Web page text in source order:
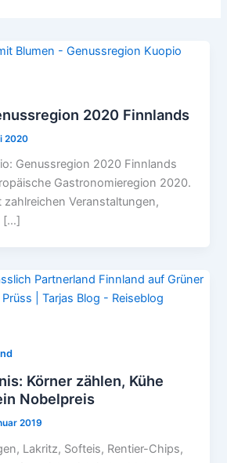
2020 Finnlands
2020
Genussregion 2020 Finnlands
Gastronomieregion 2020.
Veranstaltungen,
[…]
Körner zählen, Kühe
Nobelpreis
2019
Lakritz, Softeis, Rentier-Chips,